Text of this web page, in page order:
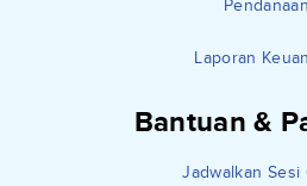
Pendanaan
Laporan
Bantuan &
Jadwalkan Sesi